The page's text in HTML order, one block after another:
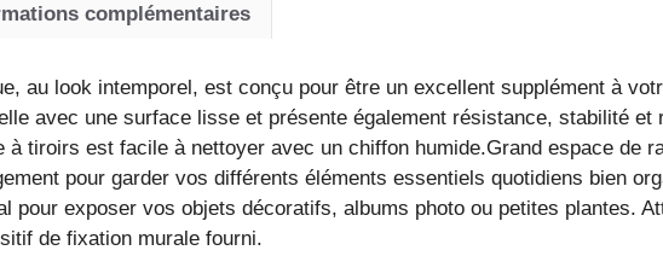
complémentaires
au look intemporel, est conçu pour être un excellent supplément à
avec une surface lisse et présente également résistance, stabilité et
à tiroirs est facile à nettoyer avec un chiffon humide.Grand espace de
pour garder vos différents éléments essentiels quotidiens bien
pour exposer vos objets décoratifs, albums photo ou petites plantes.
de fixation murale fourni.